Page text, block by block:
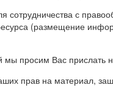
сотрудничества с
(размещение
мы просим Вас
прав на материал,